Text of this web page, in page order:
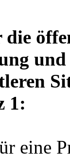
und
1:
eine